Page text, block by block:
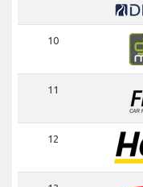
10
11
12